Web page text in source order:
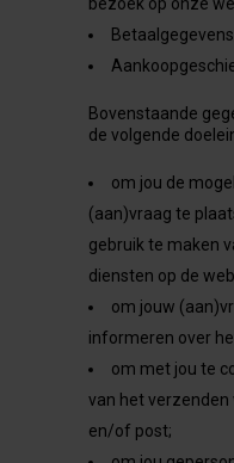
Bovenstaande
de volgende
om jou de
(aan)vraag te
gebruik te maken
diensten op de
om jouw
informeren over
om met jou te
van het verzenden
en/of post;